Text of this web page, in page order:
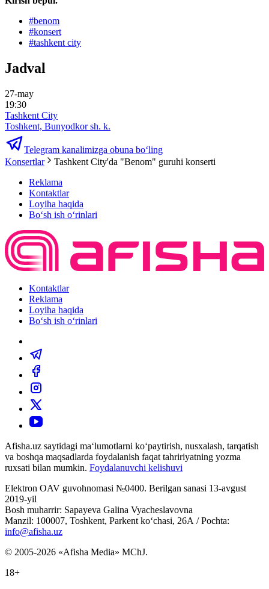
#benom
#konsert
#tashkent city
Jadval
27-may
19:30
Tashkent City
Toshkent, Bunyodkor sh. k.
Telegram kanalimizga obuna bo‘ling
Konsertlar
Tashkent City'da "Benom" guruhi konserti
Reklama
Kontaktlar
Loyiha haqida
Bo‘sh ish o‘rinlari
Kontaktlar
Reklama
Loyiha haqida
Bo‘sh ish o‘rinlari
Afisha.uz saytidagi ma‘lumotlarni ko‘paytirish, nusxalash, tarqatish
va boshqa maqsadlarda foydalanish faqat tahririyatning yozma
ruxsati bilan mumkin. Foydalanuvchi kelishuvi
Elektron OAV guvohnomasi №0400. Berilgan sanasi 13-avgust
2019-yil
Bosh muharrir: Sapayeva Galina Vyacheslavovna
Manzil: 100007, Toshkent, Parkent ko‘chasi, 26А / Pochta:
info@afisha.uz
© 2005-2026 «Afisha Media» MChJ.
18+